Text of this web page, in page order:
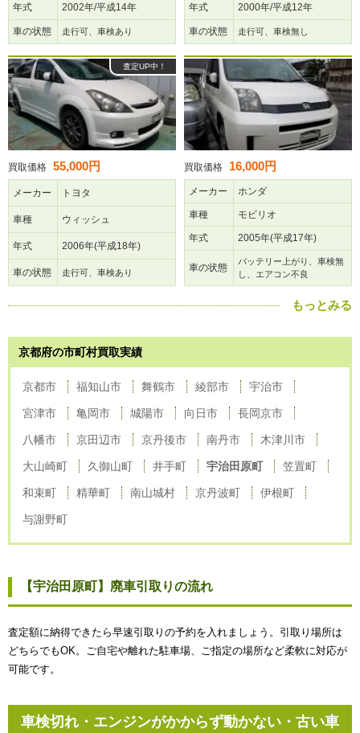
年式 2002年/平成14年
車の状態 走行可、車検あり
年式 2000年/平成12年
車の状態 走行可、車検無し
査定UP中！
買取価格 55,000円
メーカー トヨタ
車種 ウィッシュ
年式 2006年(平成18年)
車の状態 走行可、車検あり
買取価格 16,000円
メーカー ホンダ
車種 モビリオ
年式 2005年(平成17年)
車の状態
バッテリー上がり、車検無
し、エアコン不良
もっとみる
京都府の市町村買取実績
京都市 福知山市 舞鶴市 綾部市 宇治市
宮津市 亀岡市 城陽市 向日市 長岡京市
八幡市 京田辺市 京丹後市 南丹市 木津川市
大山崎町 久御山町 井手町 宇治田原町 笠置町
和束町 精華町 南山城村 京丹波町 伊根町
与謝野町
【宇治田原町】廃車引取りの流れ
査定額に納得できたら早速引取りの予約を入れましょう。引取り場所は
どちらでもOK。ご自宅や離れた駐車場、ご指定の場所など柔軟に対応が
可能です。
車検切れ・エンジンがかからず動かない・古い車